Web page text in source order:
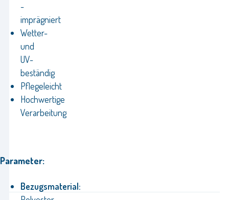
-
imprägniert
Wetter-
und
UV-
beständig
Pflegeleicht
Hochwertige
Verarbeitung
Parameter:
Bezugsmaterial: